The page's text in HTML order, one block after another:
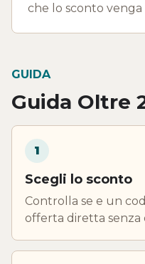
che lo sconto venga
GUIDA
Guida Oltre
1
Scegli lo sconto
Controlla se e un
offerta diretta senza